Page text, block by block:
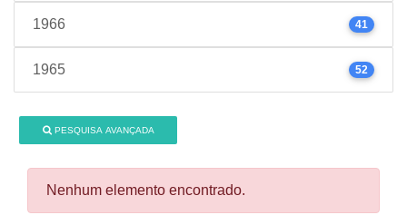
1966 41
1965 52
PESQUISA AVANÇADA
Nenhum elemento encontrado.